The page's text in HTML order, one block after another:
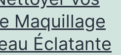
Maquillage
Éclatante